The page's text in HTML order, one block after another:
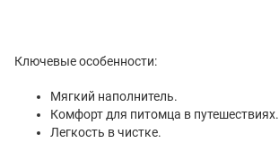
Ключевые особенности:
Мягкий наполнитель.
Комфорт для питомца в путешествиях.
Легкость в чистке.